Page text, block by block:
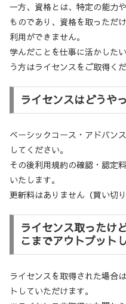
一方、 資格とは、特定の能力
ものであり、資格を取っただ
利用ができません。
学んだことを仕事に活かした
う方はライセンスをご取得くだ
ライセンスはどうや
ベーシックコース・アドバン
してください。
その後利用規約の確認・認定
いたします。
更新料はありません（買い切
ライセンス取ったけ
こまでアウトプット
ライセンスを取得された場合
トしていただけます。